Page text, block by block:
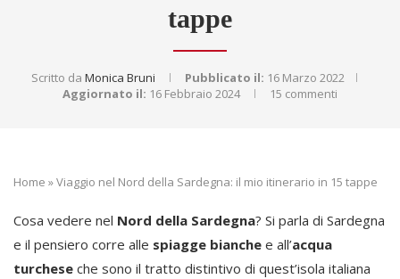
tappe
Scritto da Monica Bruni Pubblicato il: 16 Marzo 2022
Aggiornato il: 16 Febbraio 2024 15 commenti
Home »Viaggio nel Nord della Sardegna: il mio itinerario in 15 tappe
Cosa vedere nel Nord della Sardegna? Si parla di Sardegna
e il pensiero corre alle spiagge bianche e all’acqua
turchese che sono il tratto distintivo di quest’isola italiana